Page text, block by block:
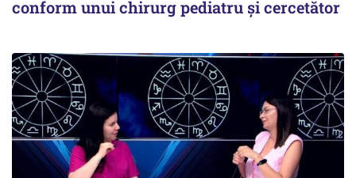
conform unui chirurg pediatru și cercetător